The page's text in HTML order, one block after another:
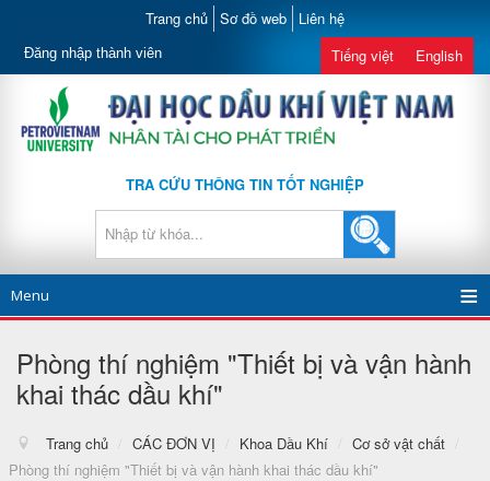
Trang chủ Sơ đồ web Liên hệ
Đăng nhập thành viên Tiếng việt English
TRA CỨU THÔNG TIN TỐT NGHIỆP
Menu
Phòng thí nghiệm "Thiết bị và vận hành
khai thác dầu khí"
Trang chủ / CÁC ĐƠN VỊ / Khoa Dầu Khí / Cơ sở vật chất
/
Phòng thí nghiệm "Thiết bị và vận hành khai thác dầu khí"